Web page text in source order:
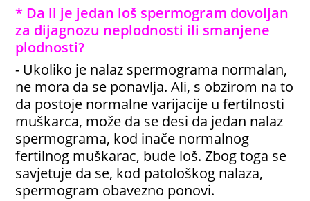
* Da li je jedan loš spermogram dovoljan
za dijagnozu neplodnosti ili smanjene
plodnosti?
- Ukoliko je nalaz spermograma normalan,
ne mora da se ponavlja. Ali, s obzirom na to
da postoje normalne varijacije u fertilnosti
muškarca, može da se desi da jedan nalaz
spermograma, kod inače normalnog
fertilnog muškarac, bude loš. Zbog toga se
savjetuje da se, kod patološkog nalaza,
spermogram obavezno ponovi.